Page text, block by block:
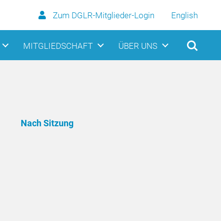
Zum DGLR-Mitglieder-Login English
MITGLIEDSCHAFT ÜBER UNS
Nach Sitzung